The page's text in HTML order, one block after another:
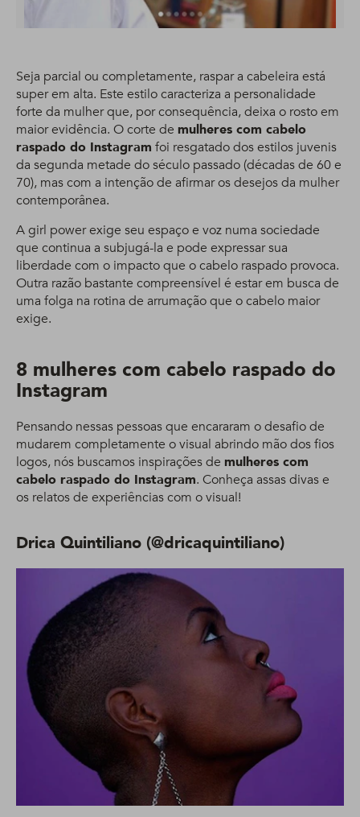
Seja parcial ou completamente, raspar a cabeleira está
super em alta. Este estilo caracteriza a personalidade
forte da mulher que, por consequência, deixa o rosto em
maior evidência. O corte de mulheres com cabelo
raspado do Instagram foi resgatado dos estilos juvenis
da segunda metade do século passado (décadas de 60 e
70), mas com a intenção de afirmar os desejos da mulher
contemporânea.
A girl power exige seu espaço e voz numa sociedade
que continua a subjugá-la e pode expressar sua
liberdade com o impacto que o cabelo raspado provoca.
Outra razão bastante compreensível é estar em busca de
uma folga na rotina de arrumação que o cabelo maior
exige.
8 mulheres com cabelo raspado do
Instagram
Pensando nessas pessoas que encararam o desafio de
mudarem completamente o visual abrindo mão dos fios
logos, nós buscamos inspirações de mulheres com
cabelo raspado do Instagram. Conheça assas divas e
os relatos de experiências com o visual!
Drica Quintiliano (@dricaquintiliano)